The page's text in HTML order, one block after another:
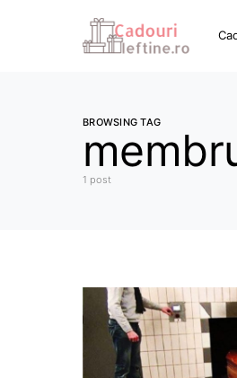
BROWSING TAG
1 post